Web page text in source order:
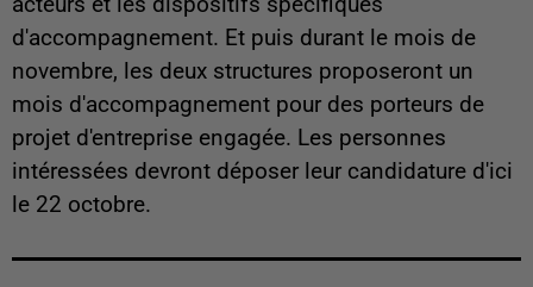
d'accompagnement. Et puis durant le mois de
novembre, les deux structures proposeront un
mois d'accompagnement pour des porteurs de
projet d'entreprise engagée. Les personnes
intéressées devront déposer leur candidature d'ici
le 22 octobre.